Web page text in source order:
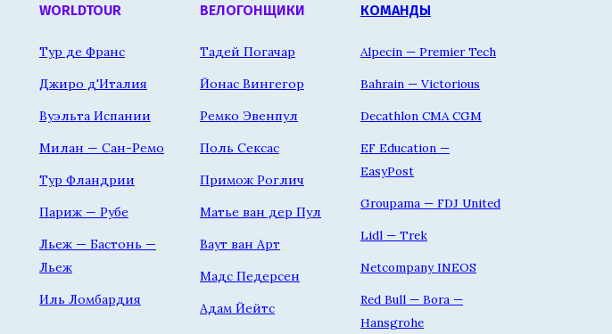
WORLDTOUR
Тур де Франс
Джиро д'Италия
Вуэльта Испании
Милан — Сан-Ремо
Тур Фландрии
Париж — Рубе
Льеж — Бастонь —
Льеж
Иль Ломбардия
ВЕЛОГОНЩИКИ
Тадей Погачар
Йонас Вингегор
Ремко Эвенпул
Поль Сексас
Примож Роглич
Матье ван дер Пул
Ваут ван Арт
Мадс Педерсен
Адам Йейтс
КОМАНДЫ
Alpecin — Premier Tech
Bahrain — Victorious
Decathlon CMA CGM
EF Education —
EasyPost
Groupama — FDJ United
Lidl — Trek
Netcompany INEOS
Red Bull — Bora —
Hansgrohe